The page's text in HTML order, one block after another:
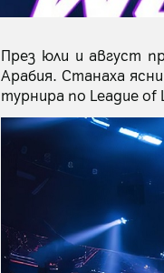
През юли и август
Арабия. Станаха
турнира по League